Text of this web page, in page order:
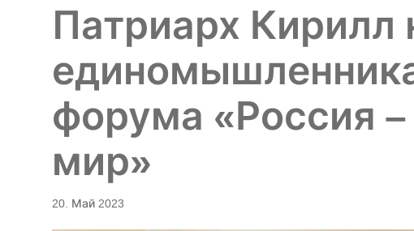
Патриарх Кирилл
форума «Россия
мир»
20. Май 2023